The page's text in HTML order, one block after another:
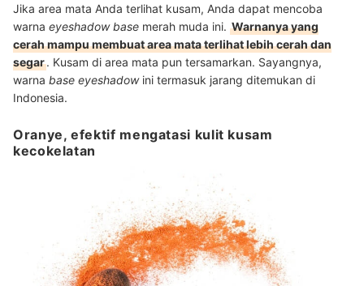
Jika area mata Anda terlihat kusam, Anda dapat mencoba
warna eyeshadow base merah muda ini. Warnanya yang
cerah mampu membuat area mata terlihat lebih cerah dan
segar. Kusam di area mata pun tersamarkan. Sayangnya,
warna base eyeshadowini termasuk jarang ditemukan di
Indonesia.
Oranye, efektif mengatasi kulit kusam
kecokelatan